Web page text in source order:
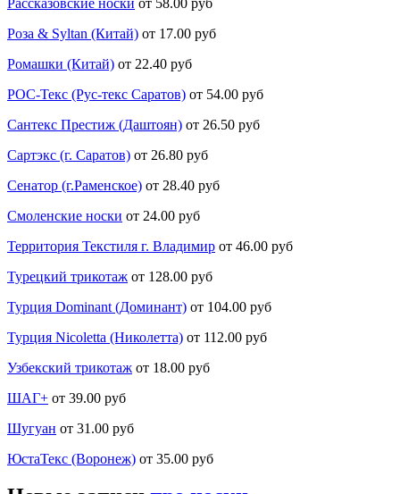
Роза & Syltan (Китай) от 17.00 руб
Ромашки (Китай) от 22.40 руб
РОС-Текс (Рус-текс Саратов) от 54.00 руб
Сантекс Престиж (Даштоян) от 26.50 руб
Сартэкс (г. Саратов) от 26.80 руб
Сенатор (г.Раменское) от 28.40 руб
Смоленские носки от 24.00 руб
Территория Текстиля г. Владимир от 46.00 руб
Турецкий трикотаж от 128.00 руб
Турция Dominant (Доминант) от 104.00 руб
Турция Nicoletta (Николетта) от 112.00 руб
Узбекский трикотаж от 18.00 руб
ШАГ+ от 39.00 руб
Шугуан от 31.00 руб
ЮстаТекс (Воронеж) от 35.00 руб